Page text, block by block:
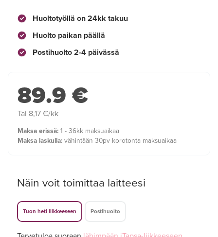
Huoltotyöllä on 24kk takuu
Huolto paikan päällä
Postihuolto 2-4 päivässä
89.9 €
Tai 8,17 €/kk
Maksa erissä: 1 - 36kk maksuaikaa
Maksa laskulla: vähintään 30pv korotonta maksuaikaa
Näin voit toimittaa laitteesi
Tuon heti liikkeeseen Postihuolto